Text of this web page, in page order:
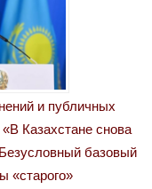
и публичных
Казахстане снова
базовый
«старого»